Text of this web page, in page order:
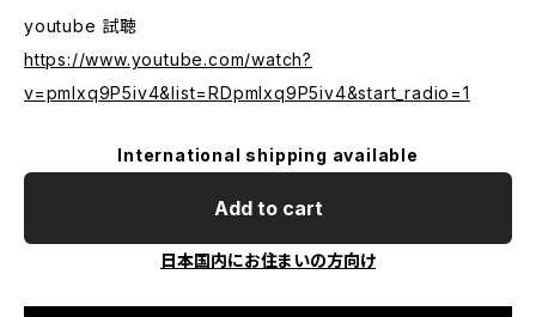
youtube 試聴
https://www.youtube.com/watch?
v=pmIxq9P5iv4&list=RDpmIxq9P5iv4&start_radio=1
International shipping available
Add to cart
日本国内にお住まいの方向け